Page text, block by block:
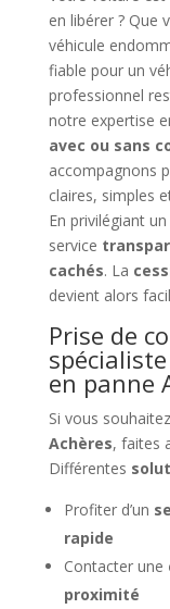
en libérer ? Que
véhicule
fiable pour un
professionnel
notre expertise
avec ou sans
accompagnons
claires, simples
En privilégiant
service
cachés. La
devient alors
Prise de
en panne
Si vous souhaitez
Achères, faites
Différentes
Profiter d’un
rapide
Contacter une
proximité